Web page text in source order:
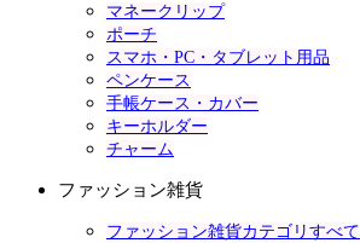
マネークリップ
ポーチ
スマホ・PC・タブレット用品
ペンケース
手帳ケース・カバー
キーホルダー
チャーム
ファッション雑貨
ファッション雑貨カテゴリすべて